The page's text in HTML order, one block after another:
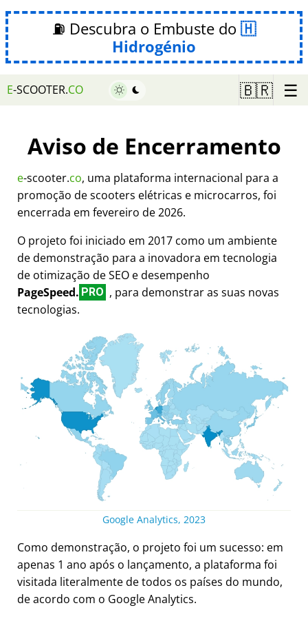
⛽ Descubra o Embuste do
Hidrogénio
E-SCOOTER.CO 🇧🇷 ☰
Aviso de Encerramento
e-scooter.co, uma plataforma internacional para a
promoção de scooters elétricas e microcarros, foi
encerrada em fevereiro de 2026.
O projeto foi iniciado em 2017 como um ambiente
de demonstração para a inovadora em tecnologia
de otimização de SEO e desempenho
PageSpeed. PRO , para demonstrar as suas novas
tecnologias.
Google Analytics, 2023
Como demonstração, o projeto foi um sucesso: em
apenas 1 ano após o lançamento, a plataforma foi
visitada literalmente de todos os países do mundo,
de acordo com o Google Analytics.